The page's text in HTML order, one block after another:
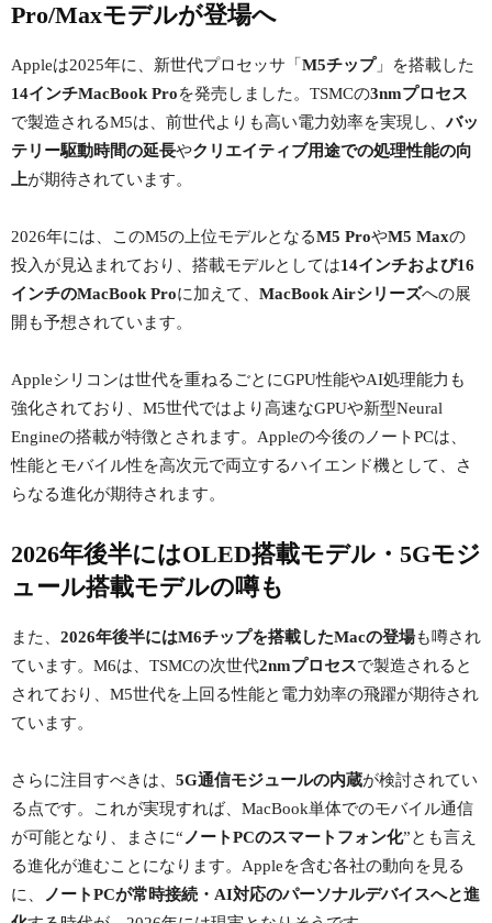
Pro/Maxモデルが登場へ
Appleは2025年に、新世代プロセッサ「 M5チップ」を搭載した
14インチMacBook Proを発売しました。TSMCの3nmプロセス
で製造されるM5は、前世代よりも高い電力効率を実現し、バッ
テリー駆動時間の延長やクリエイティブ用途での処理性能の向
上が期待されています。
2026年には、このM5の上位モデルとなるM5 ProやM5 Maxの
投入が見込まれており、搭載モデルとしては14インチおよび16
インチのMacBook Proに加えて、 MacBook Airシリーズへの展
開も予想されています。
Appleシリコンは世代を重ねるごとにGPU性能やAI処理能力も
強化されており、M5世代ではより高速なGPUや新型Neural
Engineの搭載が特徴とされます。Appleの今後のノートPCは、
性能とモバイル性を高次元で両立するハイエンド機として、さ
らなる進化が期待されます。
2026年後半にはOLED搭載モデル・5Gモジ
ュール搭載モデルの噂も
また、 2026年後半にはM6チップを搭載したMacの登場も噂され
ています。M6は、TSMCの次世代2nmプロセスで製造されると
されており、M5世代を上回る性能と電力効率の飛躍が期待され
ています。
さらに注目すべきは、 5G通信モジュールの内蔵が検討されてい
る点です。これが実現すれば、MacBook単体でのモバイル通信
が可能となり、まさに“ ノートPCのスマートフォン化”とも言え
る進化が進むことになります。Appleを含む各社の動向を見る
に、
ノートPCが常時接続・AI対応のパーソナルデバイスへと進